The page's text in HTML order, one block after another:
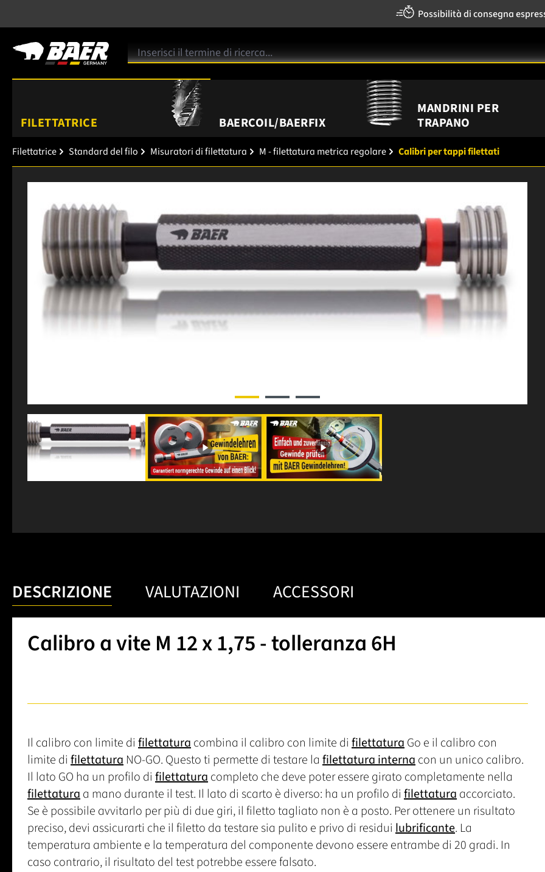
Possibilità di consegna
FILETTATRICE BAERCOIL/BAERFIX
MANDRINI PER
TRAPANO
Filettatrice Standard del filo Misuratori di filettatura M - filettatura metrica regolare Calibri per tappi filettati
DESCRIZIONE VALUTAZIONI ACCESSORI
Calibro a vite M 12 x 1,75 - tolleranza 6H
Il calibro con limite di filettaturacombina il calibro con limite di filettaturaGo e il calibro con
limite di filettatura NO-GO. Questo ti permette di testare la filettatura internacon un unico calibro.
Il lato GO ha un profilo di filettaturacompleto che deve poter essere girato completamente nella
filettaturaa mano durante il test. Il lato di scarto è diverso: ha un profilo di filettaturaaccorciato.
Se è possibile avvitarlo per più di due giri, il filetto tagliato non è a posto. Per ottenere un risultato
preciso, devi assicurarti che il filetto da testare sia pulito e privo di residui lubrificante. La
temperatura ambiente e la temperatura del componente devono essere entrambe di 20 gradi. In
caso contrario, il risultato del test potrebbe essere falsato.